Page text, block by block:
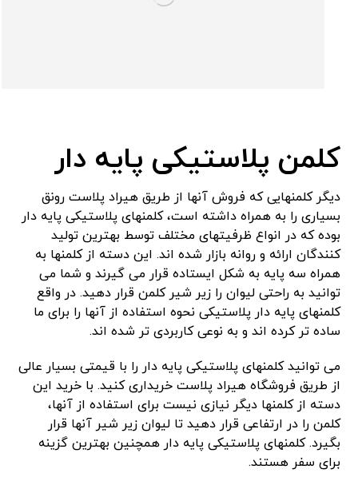
کلمن پلاستیکی پایه دار
دیگر کلمنهایی که فروش آنها از طریق هیراد پلاست رونق
بسیاری را به همراه داشته است، کلمنهای پلاستیکی پایه دار
بوده که در انواع ظرفیتهای مختلف توسط بهترین تولید
کنندگان ارائه و روانه بازار شده اند. این دسته از کلمنها به
همراه سه پایه به شکل ایستاده قرار می گیرند و شما می
توانید به راحتی لیوان را زیر شیر کلمن قرار دهید. در واقع
کلمنهای پایه دار پلاستیکی نحوه استفاده از آنها را برای ما
ساده تر کرده اند و به نوعی کاربردی تر شده اند.
می توانید کلمنهای پلاستیکی پایه دار را با قیمتی بسیار عالی
از طریق فروشگاه هیراد پلاست خریداری کنید. با خرید این
دسته از کلمنها دیگر نیازی نیست برای استفاده از آنها،
کلمن را در ارتفاعی قرار دهید تا لیوان زیر شیر آنها قرار
بگیرد. کلمنهای پلاستیکی پایه دار همچنین بهترین گزینه
برای سفر هستند.